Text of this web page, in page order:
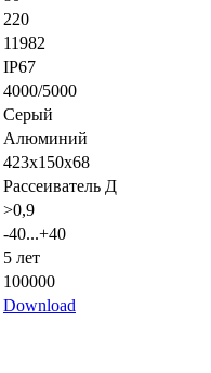
220
11982
IP67
4000/5000
Серый
Алюминий
423х150х68
Рассеиватель Д
>0,9
-40...+40
5 лет
100000
Download